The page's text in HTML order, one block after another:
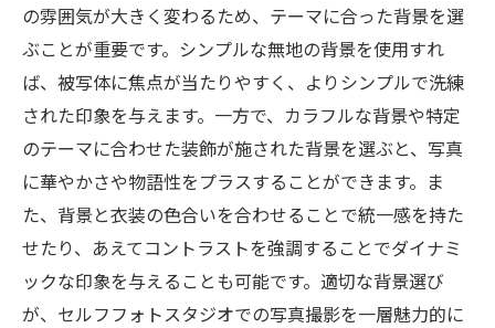
の雰囲気が大きく変わるため、テーマに合った背景を選
ぶことが重要です。シンプルな無地の背景を使用すれ
ば、被写体に焦点が当たりやすく、よりシンプルで洗練
された印象を与えます。一方で、カラフルな背景や特定
のテーマに合わせた装飾が施された背景を選ぶと、写真
に華やかさや物語性をプラスすることができます。ま
た、背景と衣装の色合いを合わせることで統一感を持た
せたり、あえてコントラストを強調することでダイナミ
ックな印象を与えることも可能です。適切な背景選び
が、セルフフォトスタジオでの写真撮影を一層魅力的に